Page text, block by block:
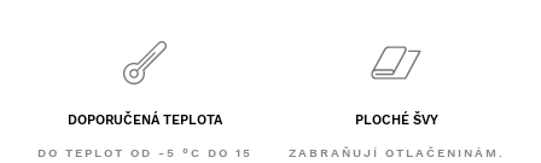
DOPORUČENÁ TEPLOTA
DO TEPLOT OD -5 °C DO 15
PLOCHÉ ŠVY
ZABRAŇUJÍ OTLAČENINÁM.